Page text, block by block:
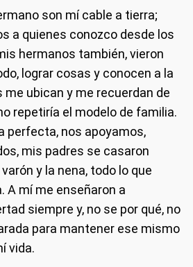
son mí cable a tierra;
a quienes conozco desde los
hermanos también, vieron
lograr cosas y conocen a la
me ubican y me recuerdan de
repetiría el modelo de familia.
perfecta, nos apoyamos,
mis padres se casaron
y la nena, todo lo que
A mí me enseñaron a
siempre y, no se por qué, no
para mantener ese mismo
vida.